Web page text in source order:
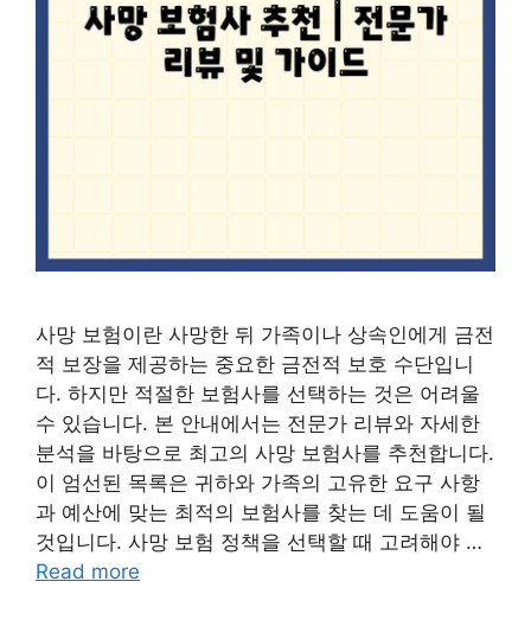
사망 보험이란 ​​사망한 뒤 가족이나 상속인에게 금전
적 보장을 제공하는 중요한 금전적 보호 수단입니
다. 하지만 적절한 보험사를 선택하는 것은 어려울
수 있습니다. 본 안내에서는 전문가 리뷰와 자세한
분석을 바탕으로 최고의 사망 보험사를 추천합니다.
이 엄선된 목록은 귀하와 가족의 고유한 요구 사항
과 예산에 맞는 최적의 보험사를 찾는 데 도움이 될
것입니다. 사망 보험 정책을 선택할 때 고려해야 …
Read more